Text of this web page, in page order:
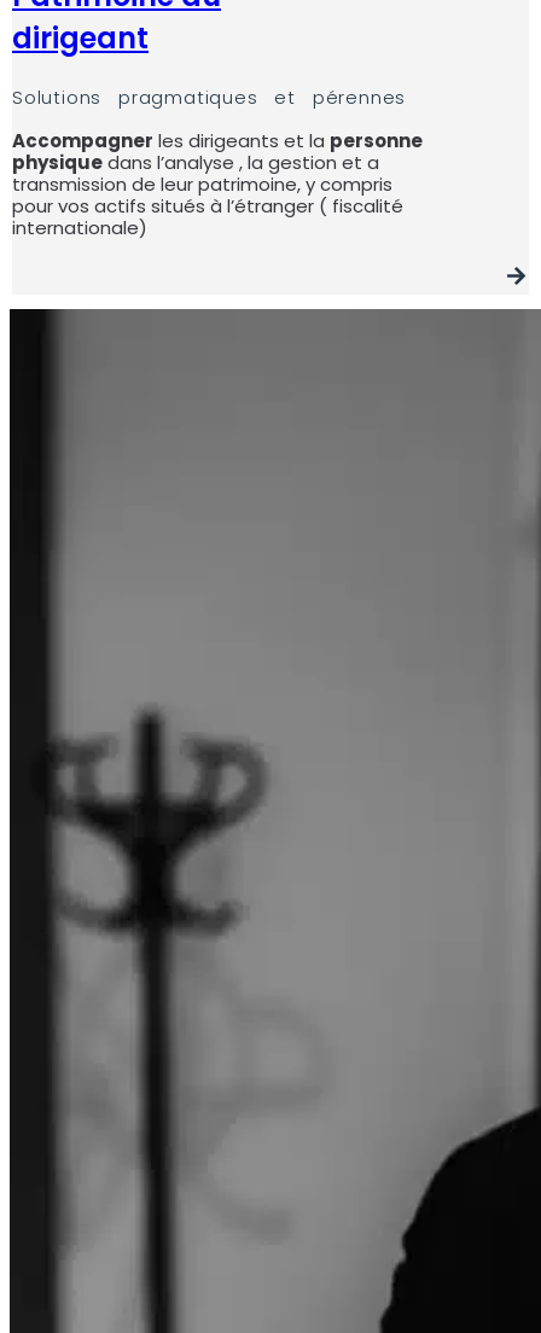
dirigeant
Solutions pragmatiques et pérennes
Accompagner les dirigeants et la personne
physiquedans l’analyse , la gestion et a
transmission de leur patrimoine, y compris
pour vos actifs situés à l’étranger ( fiscalité
internationale)